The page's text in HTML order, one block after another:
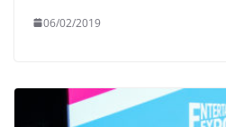
06/02/2019